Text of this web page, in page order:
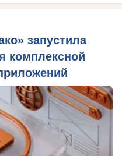
запустила
комплексной